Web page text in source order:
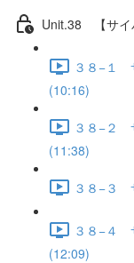
Unit.38 【サイ
３８−１
(10:16)
３８−２
(11:38)
３８−３
３８−４
(12:09)